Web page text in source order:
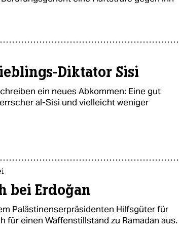
Diktator Sisi
ein neues Abkommen: Eine gut
al-Sisi und vielleicht weniger
bei Erdoğan
Palästinenserpräsidenten Hilfsgüter für
für einen Waffenstillstand zu Ramadan aus.